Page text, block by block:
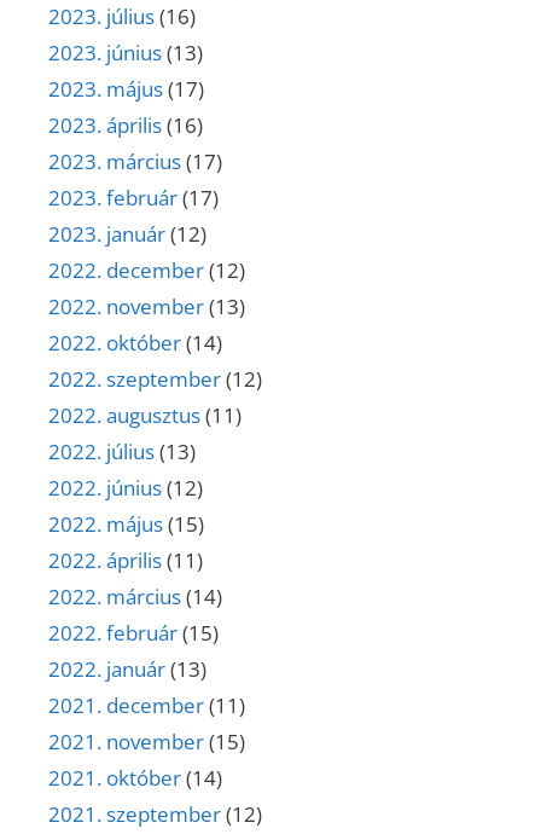
2023. július(16)
2023. június(13)
2023. május(17)
2023. április(16)
2023. március(17)
2023. február(17)
2023. január(12)
2022. december(12)
2022. november(13)
2022. október(14)
2022. szeptember(12)
2022. augusztus(11)
2022. július(13)
2022. június(12)
2022. május(15)
2022. április(11)
2022. március(14)
2022. február(15)
2022. január(13)
2021. december(11)
2021. november(15)
2021. október(14)
2021. szeptember(12)